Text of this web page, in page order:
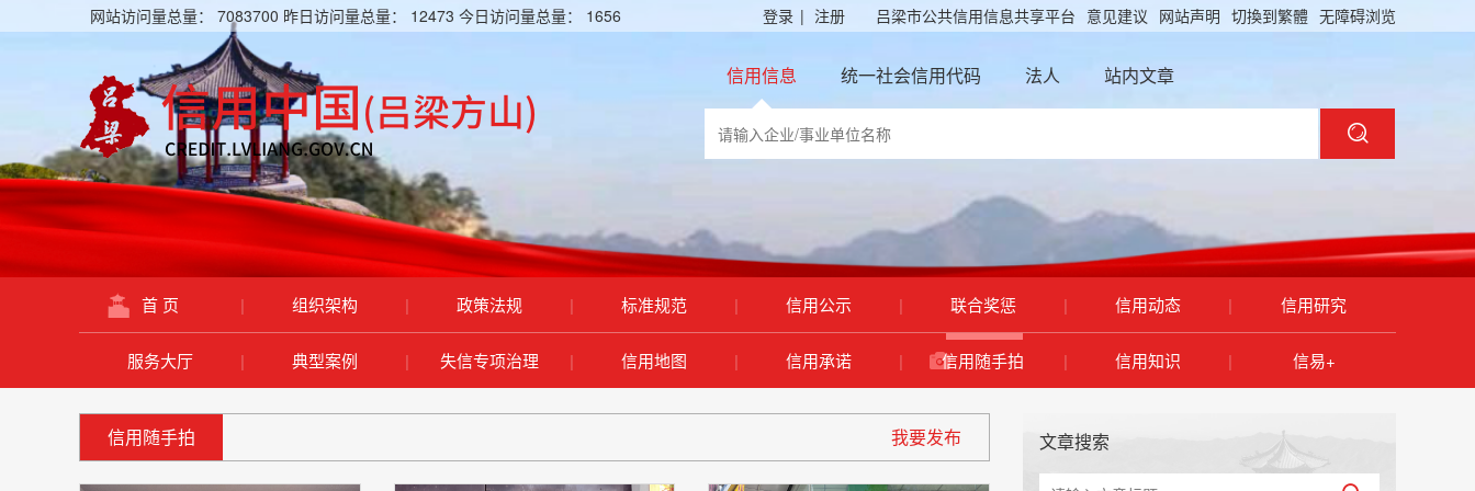
网站访问量总量： 7083700 昨日访问量总量： 12473 今日访问量总量： 1656 无障碍浏览
切換到繁體
网站声明
意见建议
吕梁市公共信用信息共享平台
登录 | 注册
信用信息 统一社会信用代码 法人 站内文章
首 页 | 组织架构 | 政策法规 | 标准规范 | 信用公示 | 联合奖惩 | 信用动态 | 信用研究
服务大厅 | 典型案例 | 失信专项治理 | 信用地图 | 信用承诺 | 信用随手拍 | 信用知识 | 信易+
信用随手拍 我要发布 文章搜索